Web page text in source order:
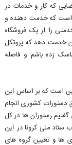
که کار و خدمات در
که خدمت دهنده و
را از یک فروشگاه
خدمت دهد که پروتکل
زده باشم و فاصله
است که بر اساس این
دستورات کشوری انجام
رستوران ها در کل
ملی کرونا در این
ها و تعیین گروه های